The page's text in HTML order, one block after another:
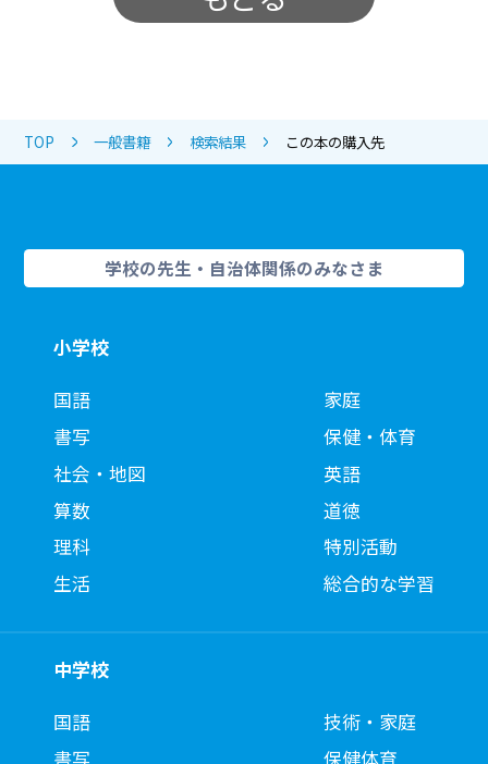
TOP 一般書籍 検索結果 この本の購入先
学校の先生・自治体関係のみなさま
小学校
国語
書写
社会・地図
算数
理科
生活
家庭
保健・体育
英語
道徳
特別活動
総合的な学習
中学校
国語
書写
技術・家庭
保健体育